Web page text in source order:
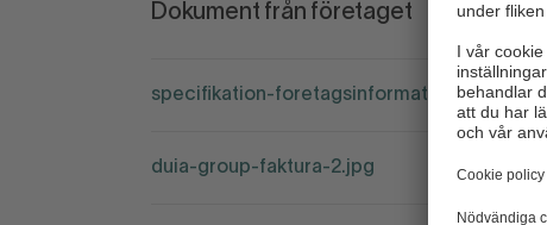
Dokument från företaget
specifikation-foretagsinformation-2.jpg
duia-group-faktura-2.jpg